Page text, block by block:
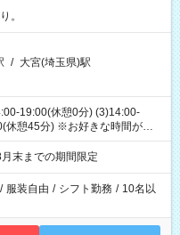
。
/ 大宮(埼玉県)駅
19:00(休憩0分) (3)14:00-
憩45分) ※お好きな時間が選べ
末までの期間限定
/ 服装自由 / シフト勤務 / 10名以